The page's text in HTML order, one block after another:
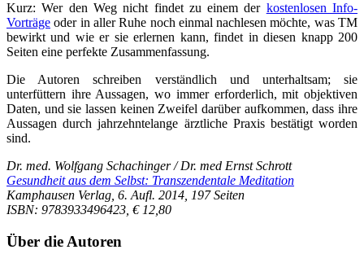
Kurz: Wer den Weg nicht findet zu einem der kostenlosen Info-
Vorträge oder in aller Ruhe noch einmal nachlesen möchte, was TM
bewirkt und wie er sie erlernen kann, findet in diesen knapp 200
Seiten eine perfekte Zusammenfassung.
Die Autoren schreiben verständlich und unterhaltsam; sie
unterfüttern ihre Aussagen, wo immer erforderlich, mit objektiven
Daten, und sie lassen keinen Zweifel darüber aufkommen, dass ihre
Aussagen durch jahrzehntelange ärztliche Praxis bestätigt worden
sind.
Dr. med. Wolfgang Schachinger / Dr. med Ernst Schrott
Gesundheit aus dem Selbst: Transzendentale Meditation
Kamphausen Verlag, 6. Aufl. 2014, 197 Seiten
ISBN: 9783933496423, € 12,80
Über die Autoren